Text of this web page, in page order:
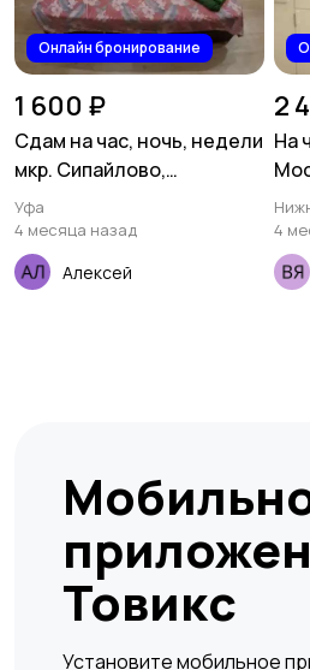
Онлайн бронирование
1 600 ₽
Сдам на час, ночь, недели
мкр. Сипайлово,
набережная рекй уфы 71
Уфа
4 месяца назад
Алексей
2
На
4
Товикс
Установите мобильное